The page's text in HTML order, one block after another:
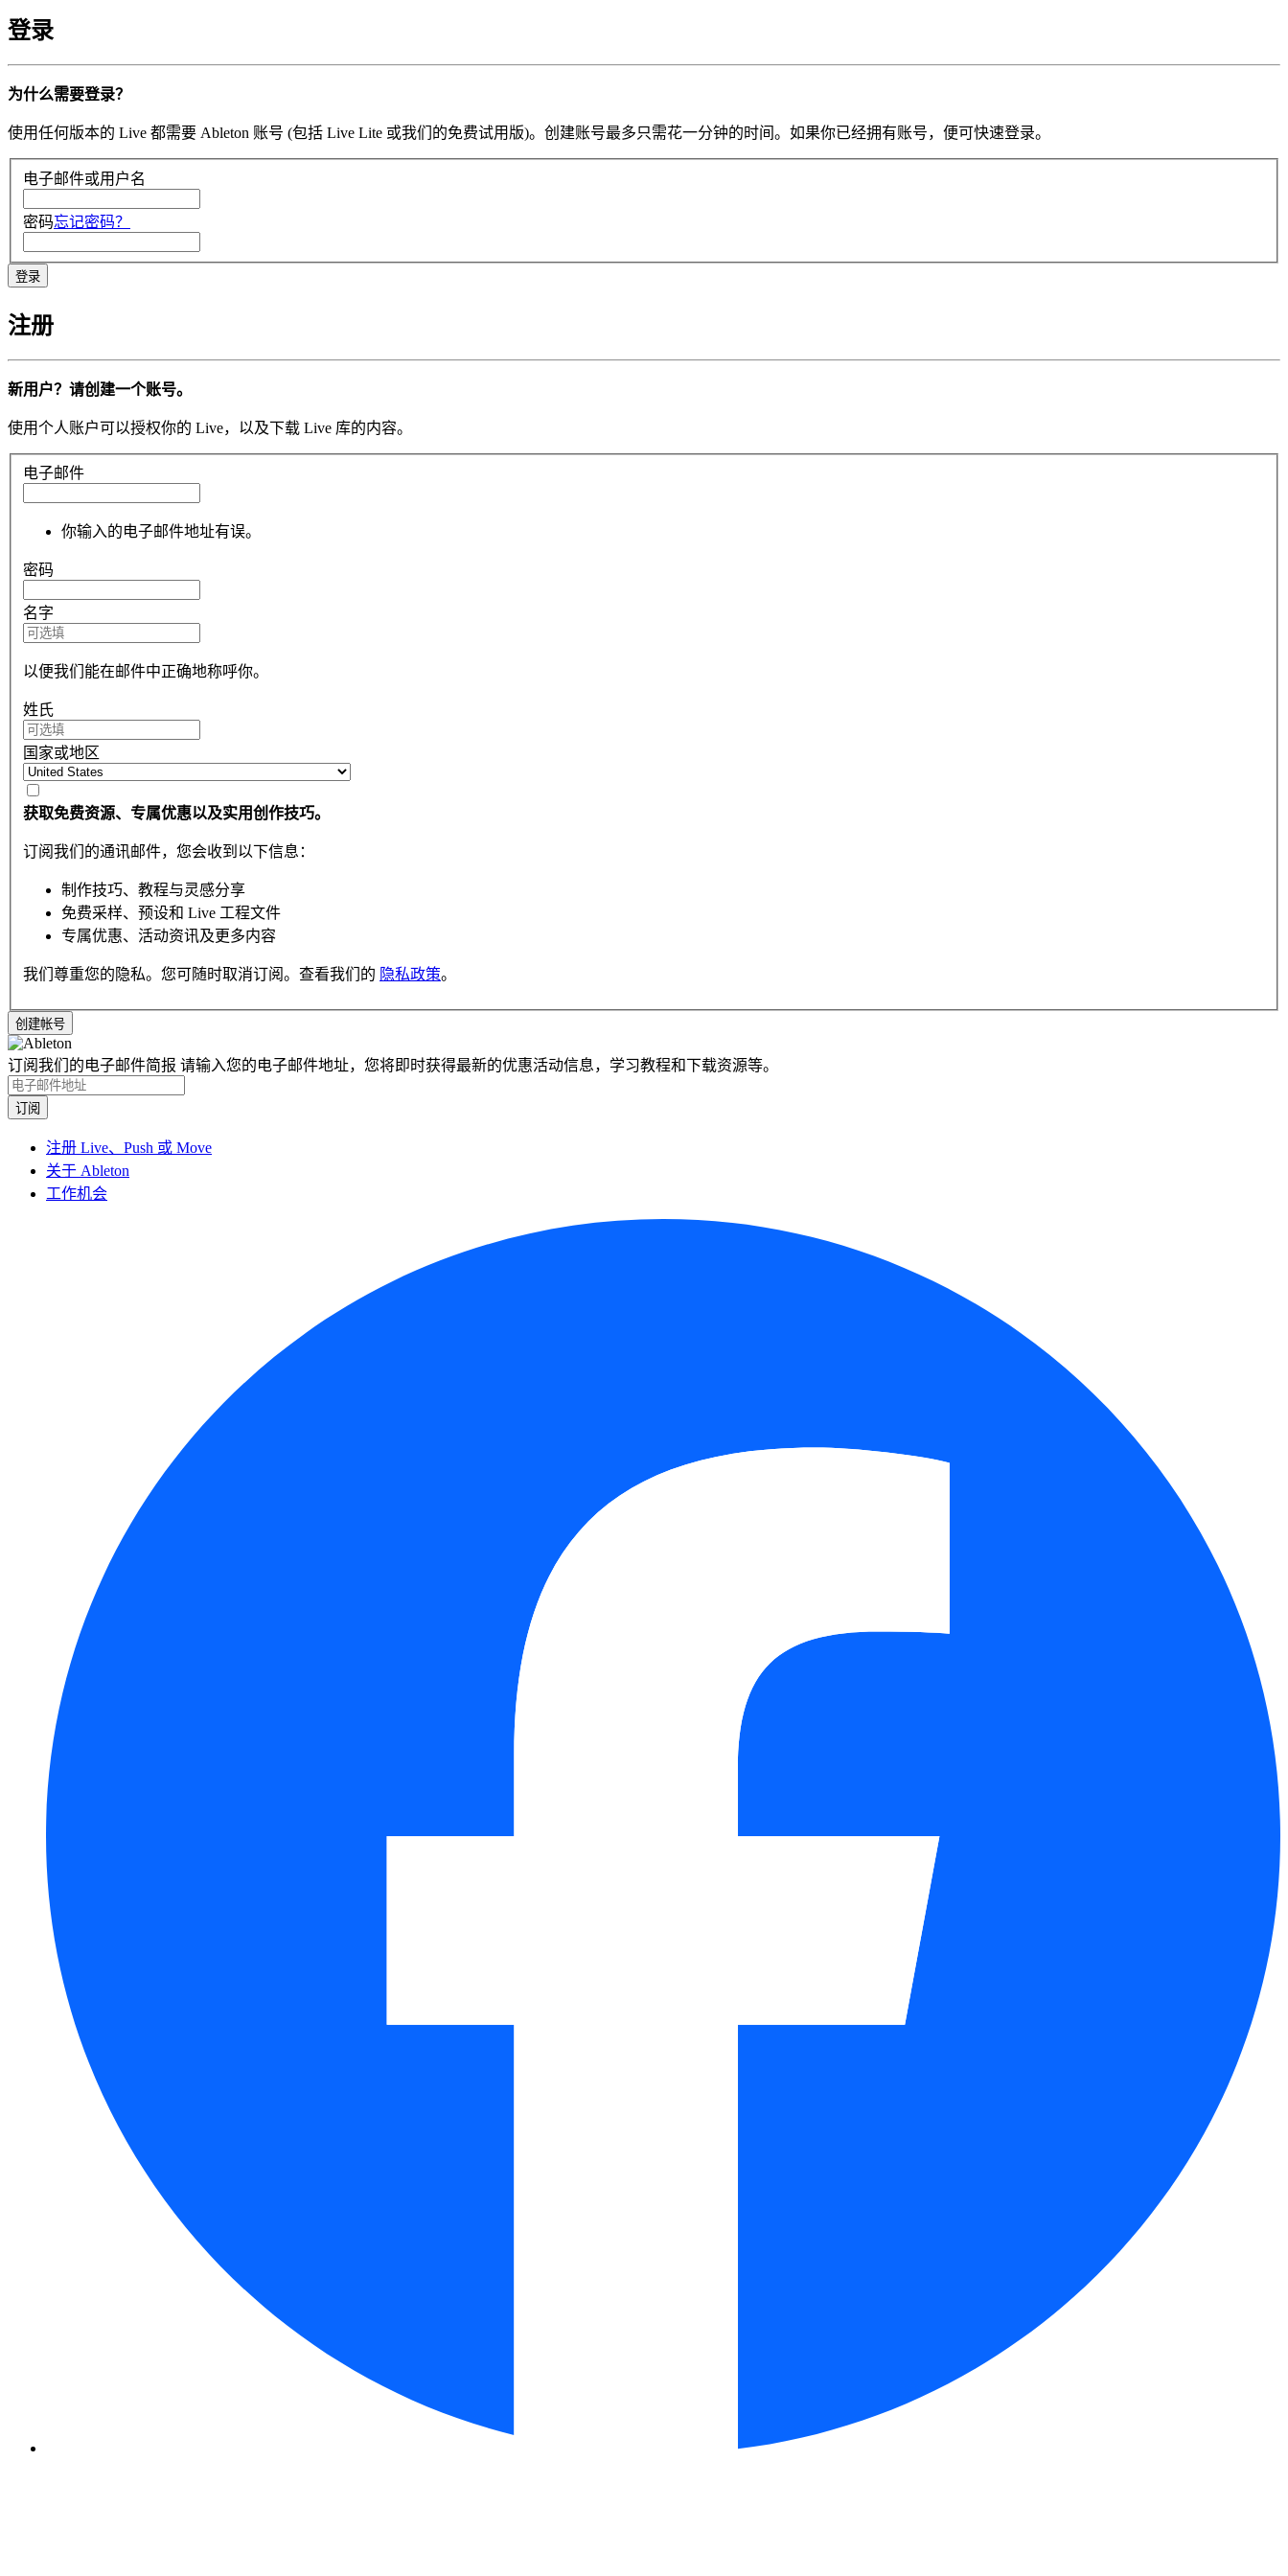
登录
为什么需要登录？
使用任何版本的 Live 都需要 Ableton 账号 (包括 Live Lite 或我们的免费试用版)。创建账号最多只需花一分钟的时间。如果你已经拥有账号，便可快速登录。
电子邮件或用户名
密码忘记密码？
注册
新用户？请创建一个账号。
使用个人账户可以授权你的 Live，以及下载 Live 库的内容。
电子邮件
你输入的电子邮件地址有误。
密码
名字
以便我们能在邮件中正确地称呼你。
姓氏
国家或地区
获取免费资源、专属优惠以及实用创作技巧。
订阅我们的通讯邮件，您会收到以下信息：
制作技巧、教程与灵感分享
免费采样、预设和 Live 工程文件
专属优惠、活动资讯及更多内容
我们尊重您的隐私。您可随时取消订阅。查看我们的 隐私政策。
订阅我们的电子邮件简报 请输入您的电子邮件地址，您将即时获得最新的优惠活动信息，学习教程和下载资源等。
注册 Live、Push 或 Move
关于 Ableton
工作机会